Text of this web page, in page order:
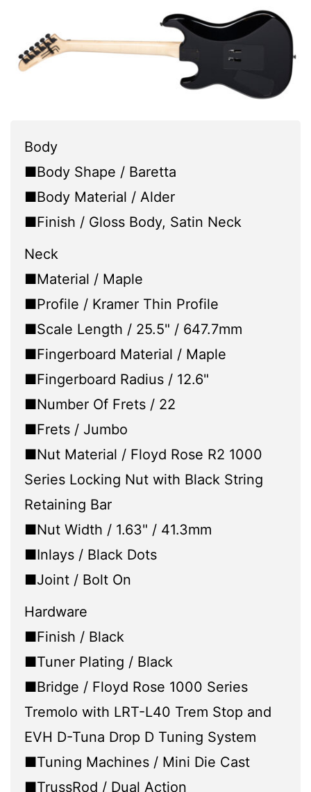
Body
■Body Shape / Baretta
■Body Material / Alder
■Finish / Gloss Body, Satin Neck
Neck
■Material / Maple
■Profile / Kramer Thin Profile
■Scale Length / 25.5" / 647.7mm
■Fingerboard Material / Maple
■Fingerboard Radius / 12.6"
■Number Of Frets / 22
■Frets / Jumbo
■Nut Material / Floyd Rose R2 1000
Series Locking Nut with Black String
Retaining Bar
■Nut Width / 1.63" / 41.3mm
■Inlays / Black Dots
■Joint / Bolt On
Hardware
■Finish / Black
■Tuner Plating / Black
■Bridge / Floyd Rose 1000 Series
Tremolo with LRT-L40 Trem Stop and
EVH D-Tuna Drop D Tuning System
■Tuning Machines / Mini Die Cast
■TrussRod / Dual Action